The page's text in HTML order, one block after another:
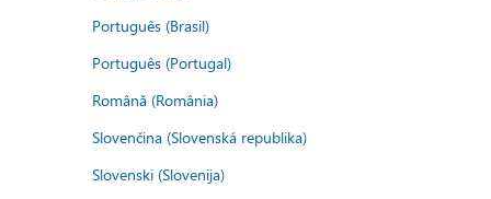
Português (Brasil)
Português (Portugal)
Română (România)
Slovenčina (Slovenská republika)
Slovenski (Slovenija)